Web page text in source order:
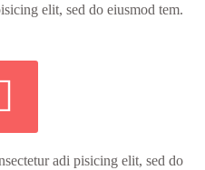
elit, sed do eiusmod tem.
adi pisicing elit, sed do